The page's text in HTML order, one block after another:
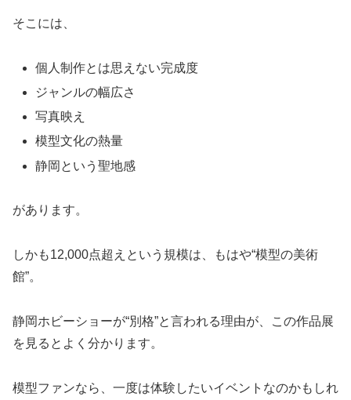
そこには、
個人制作とは思えない完成度
ジャンルの幅広さ
写真映え
模型文化の熱量
静岡という聖地感
があります。
しかも12,000点超えという規模は、もはや“模型の美術
館”。
静岡ホビーショーが“別格”と言われる理由が、この作品展
を見るとよく分かります。
模型ファンなら、一度は体験したいイベントなのかもしれ